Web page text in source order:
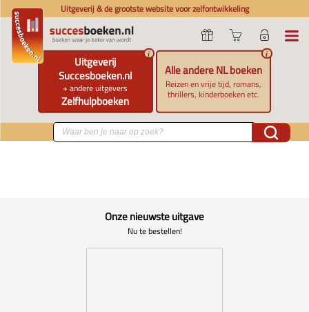
Uitgeverij & de grootste website voor zelfontwikkeling
Uitgeverij
Succesboeken.nl
+ andere uitgevers
Zelfhulpboeken
i
Alle andere NL boeken
Reizen en vrije tijd, romans,
thrillers, kinderboeken etc.
i
Onze nieuwste uitgave
Nu te bestellen!